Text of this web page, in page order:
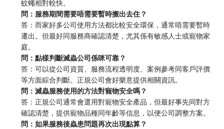
蚊蠅相對較快。
​問：服務期間需要唔需要暫時搬出去住？​
答：而家好多公司使用方法都比較安全環保，通常唔需要暫時
遷出。但最好同服務商確認清楚，尤其係有敏感人士或寵物家
庭。
​問：點樣判斷滅蟲公司係咪可靠？​
答：可以從公司資質、服務流程透明度、案例參考同客戶評價
等方面綜合判斷。正規公司會好樂意提供相關資訊。
​問：滅蟲服務使用的方法對寵物安全嗎？​
答：正規公司通常會選用對寵物安全產品，但最好事先同對方
確認清楚，提供寵物品種同年齡等信息，以便公司調整方案。
​問：如果服務後蟲患問題再次出現點算？​